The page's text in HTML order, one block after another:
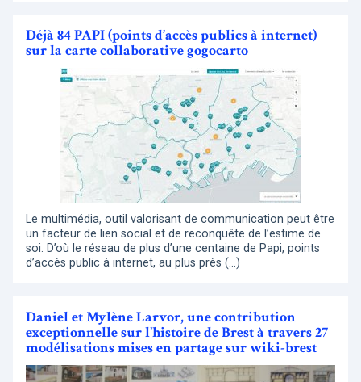
Déjà 84 PAPI (points d’accès publics à internet)
sur la carte collaborative gogocarto
Le multimédia, outil valorisant de communication peut être
un facteur de lien social et de reconquête de l’estime de
soi. D’où le réseau de plus d’une centaine de Papi, points
d’accès public à internet, au plus près (…)
Daniel et Mylène Larvor, une contribution
exceptionnelle sur l’histoire de Brest à travers 27
modélisations mises en partage sur wiki-brest